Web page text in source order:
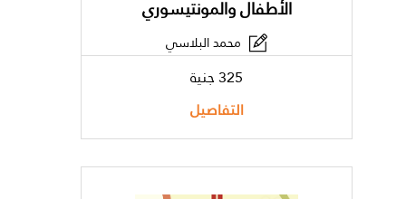
الأطفال والمونتيسوري
محمد البلاسي
325 جنية
التفاصيل